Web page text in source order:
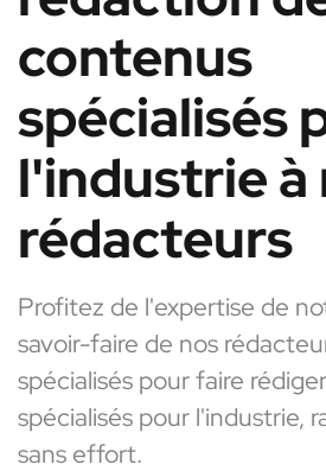
contenus
spécialisés
l'industrie à
rédacteurs
Profitez de l'expertise de
savoir-faire de nos
spécialisés pour faire
spécialisés pour l'industrie,
sans effort.